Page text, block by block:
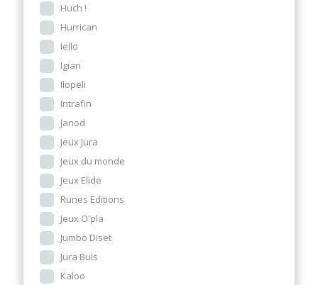
Huch !
Hurrican
Iello
Igiari
Ilopeli
Intrafin
Janod
Jeux Jura
Jeux du monde
Jeux Elide
Runes Editions
Jeux O'pla
Jumbo Diset
Jura Buis
Kaloo